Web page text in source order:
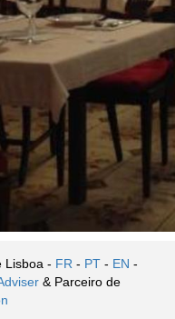
Lisboa - FR - PT - EN -
& Parceiro de